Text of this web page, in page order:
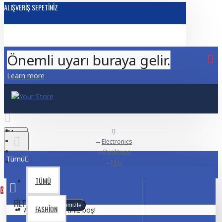
ALIŞVERIŞ SEPETINIZ
Önemli uyarı buraya gelir.
Learn more
Menu
Tümü
TÜMÜ
FASHION
0
Alışveriş sepetiniz boş!
Electronics
Desktops
Mac
FILTRELEME Temizle